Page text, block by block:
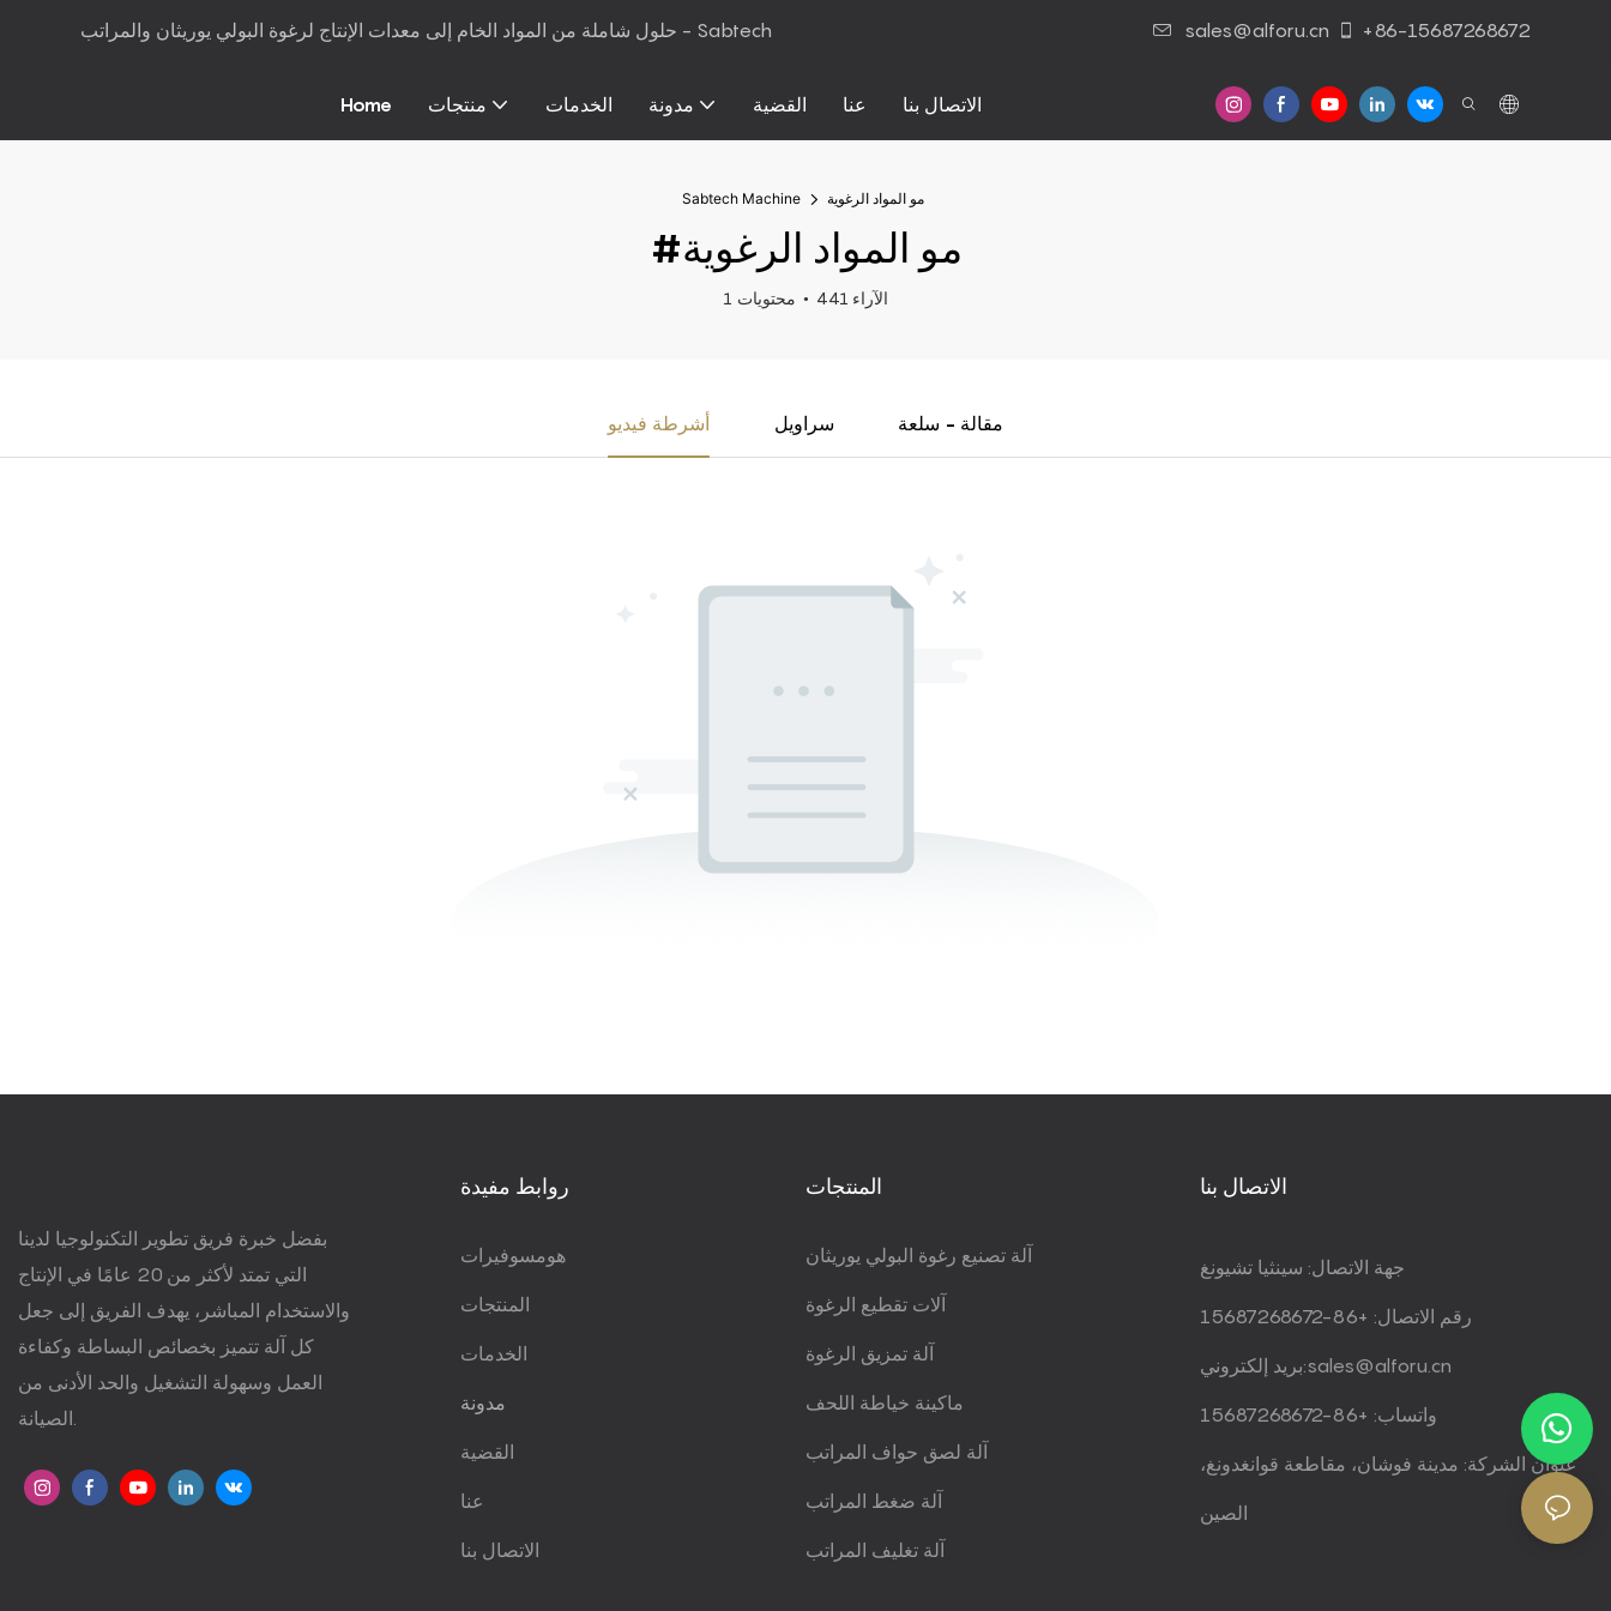
حلول شاملة من المواد الخام إلى معدات الإنتاج لرغوة البولي يوريثان والمراتب - Sabtech sales@alforu.cn +86-15687268672
Home منتجات الخدمات مدونة القضية عنا الاتصال بنا
Sabtech Machine مو المواد الرغوية
#مو المواد الرغوية
1 محتويات 441 الآراء
أشرطة فيديو سراويل مقالة - سلعة
بفضل خبرة فريق تطوير التكنولوجيا لدينا
التي تمتد لأكثر من 20 عامًا في الإنتاج
والاستخدام المباشر، يهدف الفريق إلى جعل
كل آلة تتميز بخصائص البساطة وكفاءة
العمل وسهولة التشغيل والحد الأدنى من
روابط مفيدة
هومسوفيرات
المنتجات
الخدمات
مدونة
القضية
عنا
الاتصال بنا
المنتجات
آلة تصنيع رغوة البولي يوريثان
آلات تقطيع الرغوة
آلة تمزيق الرغوة
ماكينة خياطة اللحف
آلة لصق حواف المراتب
آلة ضغط المراتب
آلة تغليف المراتب
الاتصال بنا
جهة الاتصال: سينثيا تشيونغ
رقم الاتصال: +86-15687268672
بريد إلكتروني:sales@alforu.cn
واتساب: +86-15687268672
عنوان الشركة: مدينة فوشان، مقاطعة قوانغدونغ،
الصين